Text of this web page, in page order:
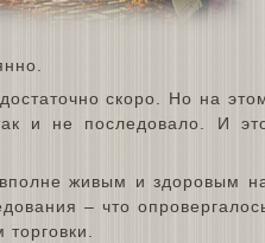
скоро. Но на
и не последовало. И
живым и здоровым
– что